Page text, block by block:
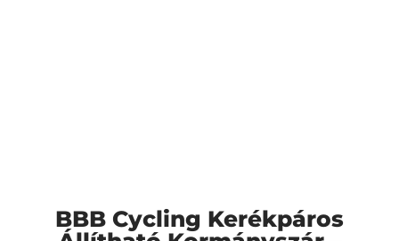
BBB Cycling Kerékpáros